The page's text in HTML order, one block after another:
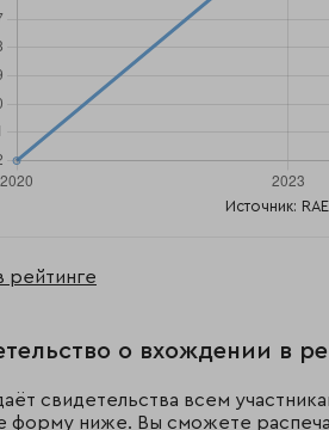
Источник:
рейтинге
о вхождении в
свидетельства всем
форму ниже. Вы сможете